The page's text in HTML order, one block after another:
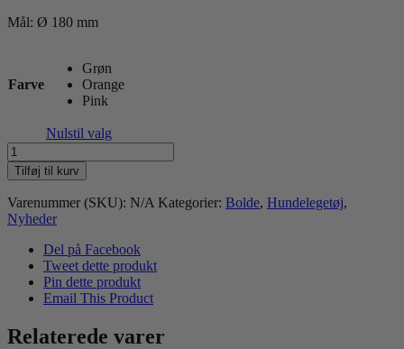
Mål: Ø 180 mm
Farve
Grøn
Orange
Pink
Nulstil valg
Dog
Comets
Nebula
Treat
Rope
antal
Tilføj til kurv
Varenummer (SKU): N/A Kategorier: Bolde, Hundelegetøj,
Nyheder
Del på Facebook
Tweet dette produkt
Pin dette produkt
Email This Product
Relaterede varer